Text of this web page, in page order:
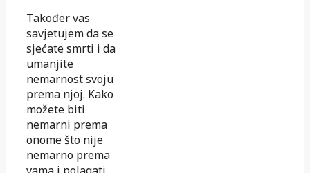
Također vas
savjetujem da se
sjećate smrti i da
umanjite
nemarnost svoju
prema njoj. Kako
možete biti
nemarni prema
onome što nije
nemarno prema